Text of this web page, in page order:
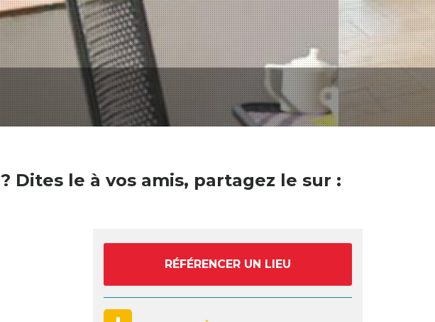
? Dites le à vos amis, partagez le sur :
RÉFÉRENCER UN LIEU